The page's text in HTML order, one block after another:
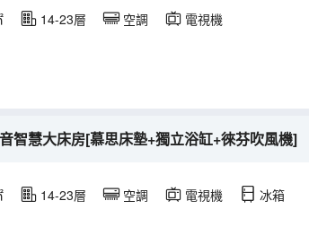
14-23層 空調 電視機
智慧大床房[慕思床墊+獨立浴缸+徠芬吹風機]
14-23層 空調 電視機 冰箱